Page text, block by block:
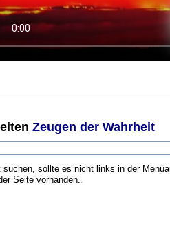
Zeugen der Wahrheit
suchen, sollte es nicht links in der
Seite vorhanden.